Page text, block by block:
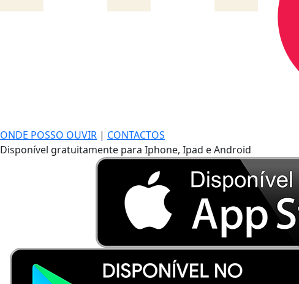
ONDE POSSO OUVIR | CONTACTOS
Disponível gratuitamente para Iphone, Ipad e Android